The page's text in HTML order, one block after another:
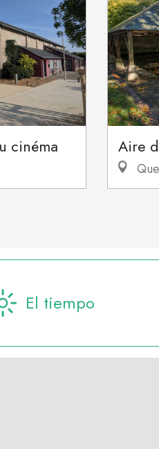
cinéma Aire
El tiempo